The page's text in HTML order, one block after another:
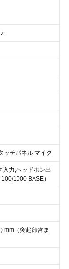
ッチパネル,マイク
入力,ヘッドホン出
1000 BASE）
mm（突起部含ま